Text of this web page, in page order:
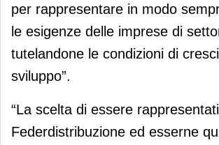
per rappresentare in modo
le esigenze delle imprese di
tutelandone le condizioni di
sviluppo”.
“La scelta di essere
Federdistribuzione ed esserne